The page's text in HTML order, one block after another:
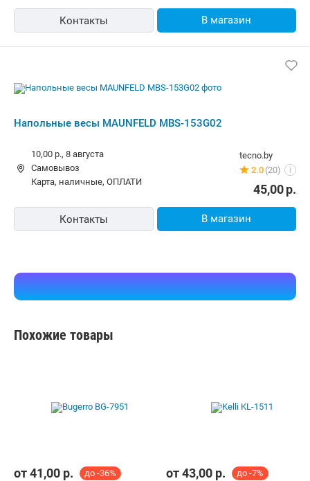
Контакты В магазин
Напольные весы MAUNFELD MBS-153G02
tecno.by
2.0 (20) i
10,00 р., 8 августа
Самовывоз
карта, наличные, ОПЛАТИ
45,00р.
Контакты В магазин
Похожие товары
от41,00 р. до -36% от43,00 р. до -7%